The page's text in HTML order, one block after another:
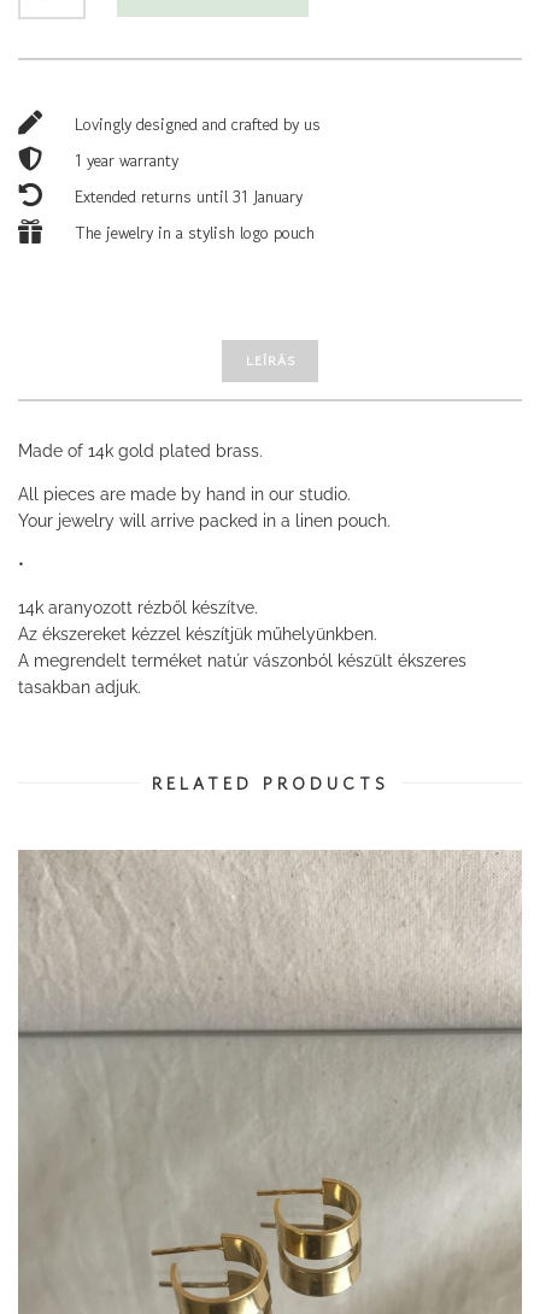
•
FÜLBEVALÓ
 Lovingly designed and crafted by us
 1 year warranty

Extended returns until 31 January

The jewelry in a stylish logo pouch
LEÍRÁS
Made of 14k gold plated brass.
All pieces are made by hand in our studio.
Your jewelry will arrive packed in a linen pouch.
•
14k aranyozott rézből készítve.
Az ékszereket kézzel készítjük műhelyünkben.
A megrendelt terméket natúr vászonból készült ékszeres
tasakban adjuk.
RELATED PRODUCTS
20 900